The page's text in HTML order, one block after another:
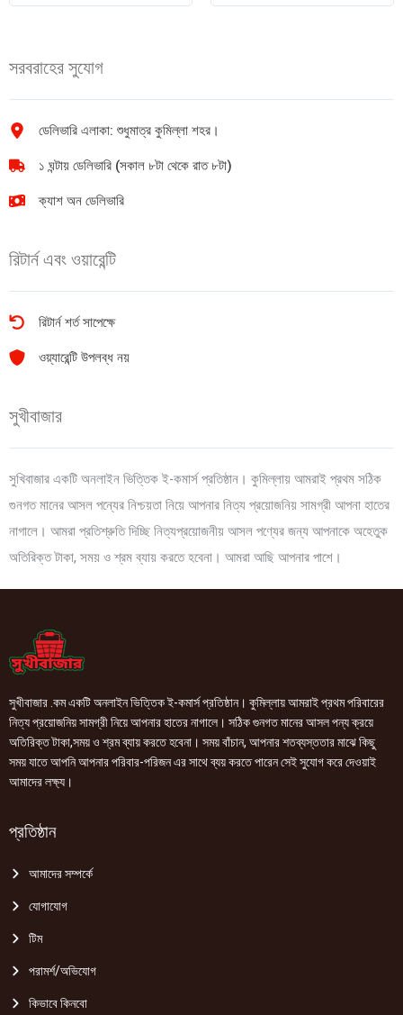
1Pcs
quantity
সরবরাহের সুযোগ
ডেলিভারি এলাকা: শুধুমাত্র কুমিল্লা শহর।
১ ঘন্টায় ডেলিভারি (সকাল ৮টা থেকে রাত ৮টা)
ক্যাশ অন ডেলিভারি
রিটার্ন এবং ওয়ারেন্টি
রিটার্ন শর্ত সাপেক্ষে
ওয়্যারেন্টি উপলব্ধ নয়
সুখীবাজার
সুখিবাজার একটি অনলাইন ভিত্তিক ই-কমার্স প্রতিষ্ঠান। কুমিল্লায় আমরাই প্রথম সঠিক
গুনগত মানের আসল পন্যের নিশ্চয়তা নিয়ে আপনার নিত্য প্রয়োজনিয় সামগ্রী আপনা হাতের
নাগালে। আমরা প্রতিশ্রুতি দিচ্ছি নিত্যপ্রয়োজনীয় আসল পণ্যের জন্য আপনাকে অহেতুক
অতিরিক্ত টাকা, সময় ও শ্রম ব্যায় করতে হবেনা। আমরা আছি আপনার পাশে।
সুখীবাজার .কম একটি অনলাইন ভিত্তিক ই-কমার্স প্রতিষ্ঠান। কুমিল্লায় আমরাই প্রথম পরিবারের
নিত্য প্রয়োজনিয় সামগ্রী নিয়ে আপনার হাতের নাগালে। সঠিক গুনগত মানের আসল পন্য ক্রয়ে
অতিরিক্ত টাকা,সময় ও শ্রম ব্যায় করতে হবেনা। সময় বাঁচান, আপনার শতব্যস্ততার মাঝে কিছু
সময় যাতে আপনি আপনার পরিবার-পরিজন এর সাথে ব্যয় করতে পারেন সেই সুযোগ করে দেওয়াই
আমাদের লক্ষ্য।
প্রতিষ্ঠান
আমাদের সম্পর্কে
যোগাযোগ
টিম
পরামর্শ/অভিযোগ
কিভাবে কিনবো